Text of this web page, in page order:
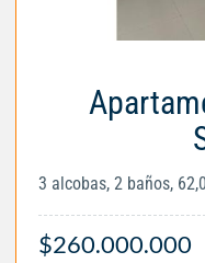
3 alcobas, 2 baños,
$260.000.000